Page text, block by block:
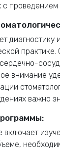
внимание
важно